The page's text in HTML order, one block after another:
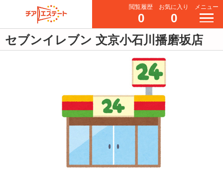
閲覧履歴
0
お気に入り
0
メニュー
セブンイレブン 文京小石川播磨坂店